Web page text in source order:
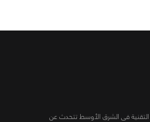
فى الشرق الأوسط تتحدث عن